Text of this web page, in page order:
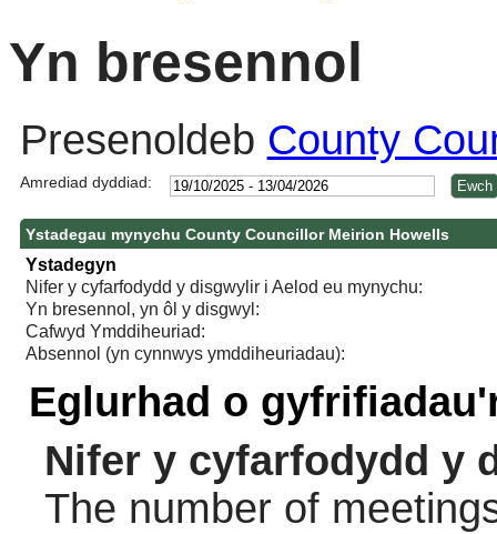
Yn bresennol
Presenoldeb County
Amrediad dyddiad:
Ystadegau mynychu County Councillor Meirion Howells
Ystadegyn
Nifer y cyfarfodydd y disgwylir i Aelod eu mynychu:
Yn bresennol, yn ôl y disgwyl:
Cafwyd Ymddiheuriad:
Absennol (yn cynnwys ymddiheuriadau):
Eglurhad o
Nifer y cyfarfodydd y
The number of